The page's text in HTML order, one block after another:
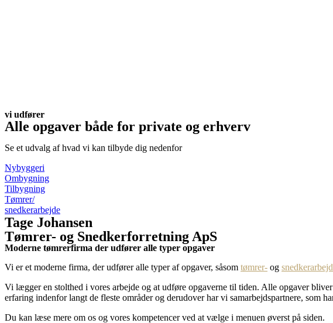
vi udfører
Alle opgaver både for private og erhverv
Se et udvalg af hvad vi kan tilbyde dig nedenfor
Nybyggeri
Ombygning
Tilbygning
Tømrer/
snedkerarbejde
Tage Johansen
Tømrer- og Snedkerforretning ApS
Moderne tømrerfirma der udfører alle typer opgaver
Vi er et moderne firma, der udfører alle typer af opgaver, såsom tømrer- og
Vi lægger en stolthed i vores arbejde og at udføre opgaverne til tiden. Alle opgaver
erfaring indenfor langt de fleste områder og derudover har vi samarbejdspartnere, som
Du kan læse mere om os og vores kompetencer ved at vælge i menuen øverst på siden.